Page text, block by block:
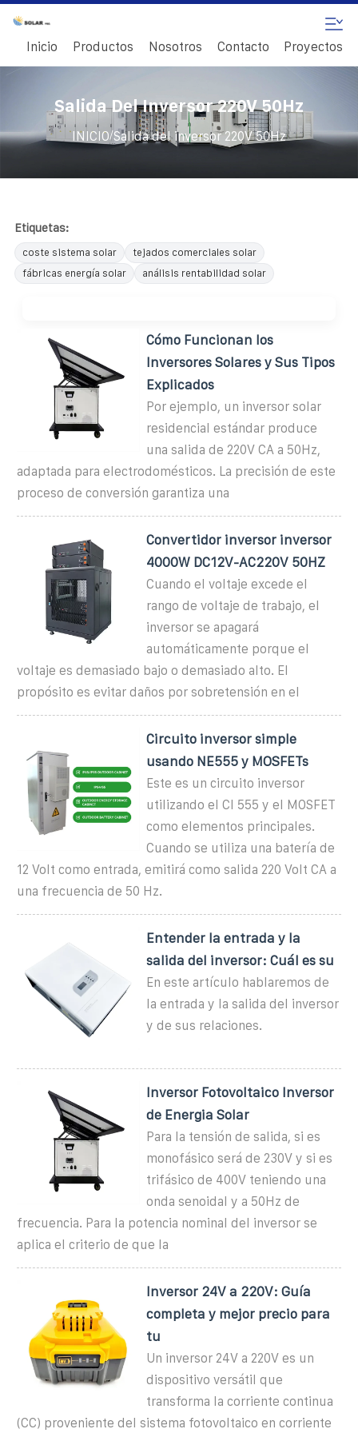
Inicio Productos Nosotros Contacto Proyectos
Salida Del Inversor 220V 50Hz
INICIO/Salida del inversor 220V 50Hz
Etiquetas:
coste sistema solar
tejados comerciales solar
fábricas energía solar
análisis rentabilidad solar
Cómo Funcionan los
Inversores Solares y Sus Tipos
Explicados
Por ejemplo, un inversor solar
residencial estándar produce
una salida de 220V CA a 50Hz,
adaptada para electrodomésticos. La precisión de este
proceso de conversión garantiza una
Convertidor inversor inversor
4000W DC12V-AC220V 50HZ
Cuando el voltaje excede el
rango de voltaje de trabajo, el
inversor se apagará
automáticamente porque el
voltaje es demasiado bajo o demasiado alto. El
propósito es evitar daños por sobretensión en el
Circuito inversor simple
usando NE555 y MOSFETs
Este es un circuito inversor
utilizando el CI 555 y el MOSFET
como elementos principales.
Cuando se utiliza una batería de
12 Volt como entrada, emitirá como salida 220 Volt CA a
una frecuencia de 50 Hz.
Entender la entrada y la
salida del inversor: Cuál es su
En este artículo hablaremos de
la entrada y la salida del inversor
y de sus relaciones.
Inversor Fotovoltaico Inversor
de Energia Solar
Para la tensión de salida, si es
monofásico será de 230V y si es
trifásico de 400V teniendo una
onda senoidal y a 50Hz de
frecuencia. Para la potencia nominal del inversor se
aplica el criterio de que la
Inversor 24V a 220V: Guía
completa y mejor precio para
tu
Un inversor 24V a 220V es un
dispositivo versátil que
transforma la corriente continua
(CC) proveniente del sistema fotovoltaico en corriente